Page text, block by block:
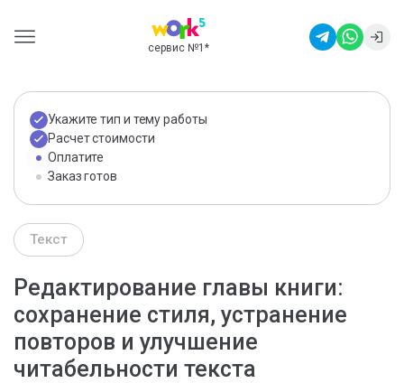
сервис №1 *
Укажите тип и тему работы
Расчет стоимости
Оплатите
Заказ готов
Текст
Редактирование главы книги:
сохранение стиля, устранение
повторов и улучшение
читабельности текста